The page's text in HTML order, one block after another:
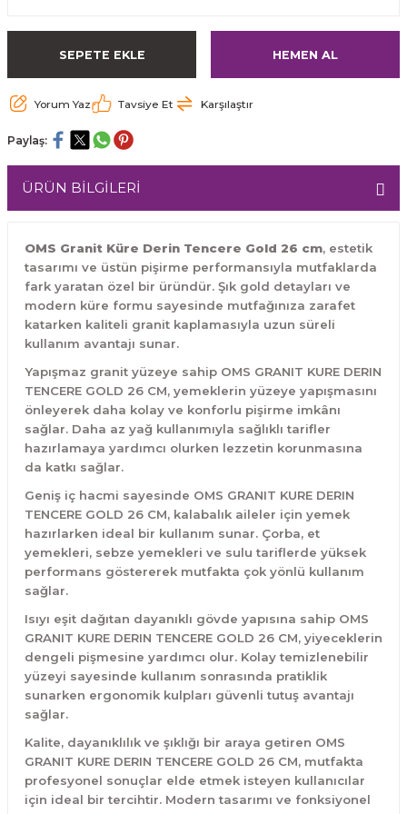
SEPETE EKLE HEMEN AL
Yorum Yaz Tavsiye Et Karşılaştır
Paylaş:
ÜRÜN BİLGİLERİ
OMS Granit Küre Derin Tencere Gold 26 cm, estetik
tasarımı ve üstün pişirme performansıyla mutfaklarda
fark yaratan özel bir üründür. Şık gold detayları ve
modern küre formu sayesinde mutfağınıza zarafet
katarken kaliteli granit kaplamasıyla uzun süreli
kullanım avantajı sunar.
Yapışmaz granit yüzeye sahip OMS GRANIT KURE DERIN
TENCERE GOLD 26 CM, yemeklerin yüzeye yapışmasını
önleyerek daha kolay ve konforlu pişirme imkânı
sağlar. Daha az yağ kullanımıyla sağlıklı tarifler
hazırlamaya yardımcı olurken lezzetin korunmasına
da katkı sağlar.
Geniş iç hacmi sayesinde OMS GRANIT KURE DERIN
TENCERE GOLD 26 CM, kalabalık aileler için yemek
hazırlarken ideal bir kullanım sunar. Çorba, et
yemekleri, sebze yemekleri ve sulu tariflerde yüksek
performans göstererek mutfakta çok yönlü kullanım
sağlar.
Isıyı eşit dağıtan dayanıklı gövde yapısına sahip OMS
GRANIT KURE DERIN TENCERE GOLD 26 CM, yiyeceklerin
dengeli pişmesine yardımcı olur. Kolay temizlenebilir
yüzeyi sayesinde kullanım sonrasında pratiklik
sunarken ergonomik kulpları güvenli tutuş avantajı
sağlar.
Kalite, dayanıklılık ve şıklığı bir araya getiren OMS
GRANIT KURE DERIN TENCERE GOLD 26 CM, mutfakta
profesyonel sonuçlar elde etmek isteyen kullanıcılar
için ideal bir tercihtir. Modern tasarımı ve fonksiyonel